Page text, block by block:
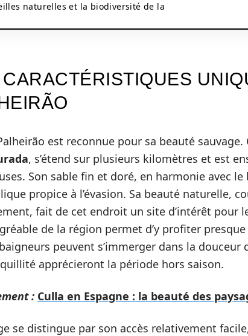
naturelles et la biodiversité de la
est reconnue pour sa beauté
, s’étend sur plusieurs kilomètres et est
Son sable fin et doré, en harmonie avec le
propice à l’évasion. Sa beauté naturelle,
fait de cet endroit un site d’intérêt pour
de la région permet d’y profiter
baigneurs peuvent s’immerger dans la
apprécieront la période hors saison.
: Culla en Espagne : la beauté des
se distingue par son accès relativement